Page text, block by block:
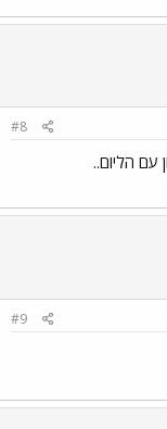
#8
#9